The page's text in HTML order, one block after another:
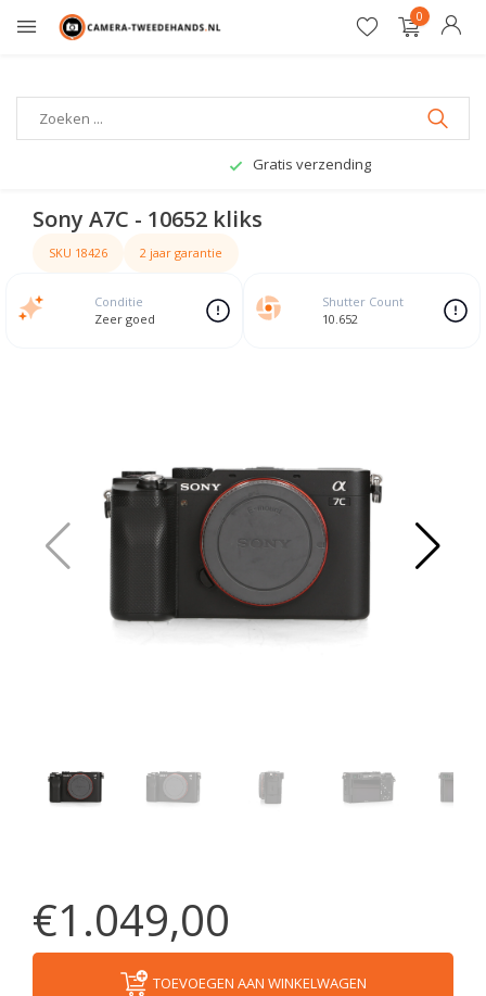
0
Gratis verzending
Sony A7C - 10652 kliks
SKU 18426 2 jaar garantie
Conditie
Zeer goed
Shutter Count
10.652
€1.049,00
TOEVOEGEN AAN WINKELWAGEN